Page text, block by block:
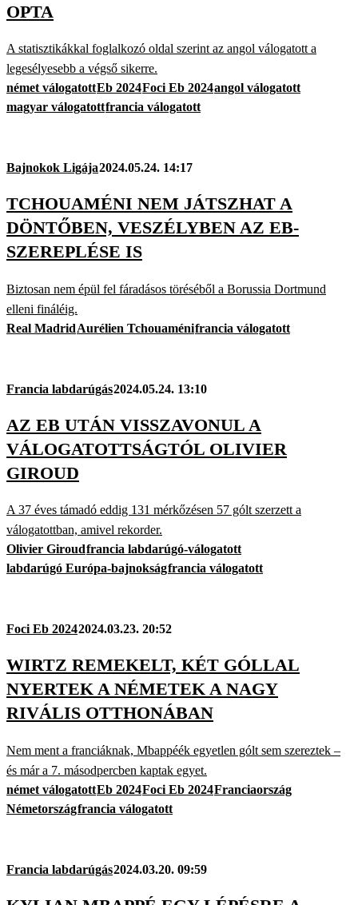
OPTA
A statisztikákkal foglalkozó oldal szerint az angol válogatott a
legesélyesebb a végső sikerre.
német válogatottEb 2024Foci Eb 2024angol válogatott
magyar válogatottfrancia válogatott
Bajnokok Ligája2024.05.24. 14:17
TCHOUAMÉNI NEM JÁTSZHAT A
DÖNTŐBEN, VESZÉLYBEN AZ EB-
SZEREPLÉSE IS
Biztosan nem épül fel fáradásos töréséből a Borussia Dortmund
elleni fináléig.
Real MadridAurélien Tchouaménifrancia válogatott
Francia labdarúgás2024.05.24. 13:10
AZ EB UTÁN VISSZAVONUL A
VÁLOGATOTTSÁGTÓL OLIVIER
GIROUD
A 37 éves támadó eddig 131 mérkőzésen 57 gólt szerzett a
válogatottban, amivel rekorder.
Olivier Giroudfrancia labdarúgó-válogatott
labdarúgó Európa-bajnokságfrancia válogatott
Foci Eb 20242024.03.23. 20:52
WIRTZ REMEKELT, KÉT GÓLLAL
NYERTEK A NÉMETEK A NAGY
RIVÁLIS OTTHONÁBAN
Nem ment a franciáknak, Mbappéék egyetlen gólt sem szereztek –
és már a 7. másodpercben kaptak egyet.
német válogatottEb 2024Foci Eb 2024Franciaország
Németországfrancia válogatott
Francia labdarúgás2024.03.20. 09:59